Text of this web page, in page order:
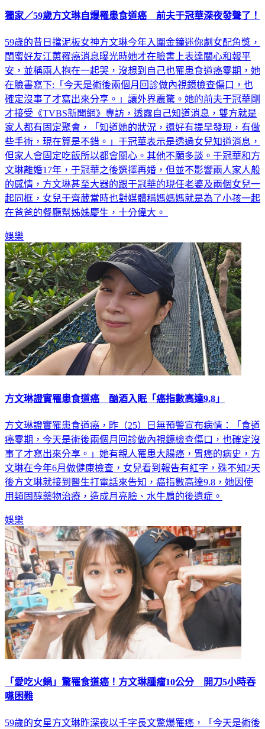
獨家／59歲方文琳自爆罹患食道癌 前夫于冠華深夜發聲了！
59歲的昔日擋泥板女神方文琳今年入圍金鐘迷你劇女配角獎，
閨蜜好友江蕙罹癌消息曝光時她才在臉書上表達關心和報平
安，並稱兩人抱在一起哭，沒想到自己也罹患食道癌零期，她
在臉書寫下:「今天是術後兩個月回診做內視鏡檢查傷口，也
確定沒事了才寫出來分享。」讓外界震驚。她的前夫于冠華剛
才接受《TVBS新聞網》專訪，透露自己知道消息，雙方就是
家人都有固定聚會，「知道她的狀況，還好有提早發現，有做
些手術，現在算是不錯。」于冠華表示是透過女兒知道消息，
但家人會固定吃飯所以都會關心。其他不願多談。于冠華和方
文琳離婚17年，于冠華之後選擇再婚，但並不影響兩人家人般
的感情，方文琳甚至大器的跟于冠華的現任老婆及兩個女兒一
起同框，女兒于齊葳當時也對媒體稱媽媽媽就是為了小孩一起
在爸爸的餐廳幫姊姊慶生，十分偉大。
娛樂
方文琳證實罹患食道癌 酗酒入眠「癌指數高達9.8」
方文琳證實罹患食道癌，昨（25）日無預警宣布病情：「食道
癌零期，今天是術後兩個月回診做內視鏡檢查傷口，也確定沒
事了才寫出來分享。」她有親人罹患大腸癌，胃癌的病史，方
文琳在今年6月做健康檢查，女兒看到報告有紅字，殊不知2天
後方文琳就接到醫生打電話來告知，癌指數高達9.8，她因使
用類固醇藥物治療，造成月亮臉、水牛肩的後遺症。
娛樂
「愛吃火鍋」驚罹食道癌！方文琳腫瘤10公分 開刀5小時吞
嚥困難
59歲的女星方文琳昨深夜以千字長文驚爆罹癌，「今天是術後